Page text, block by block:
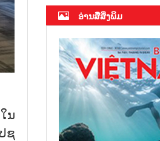
ນ
ຊ
ອ່ານສື່ສິ່ງພິມ